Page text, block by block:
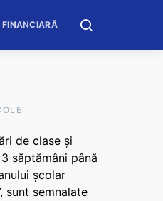
FINANCIARĂ
de clase și
săptămâni până
școlar
sunt semnalate